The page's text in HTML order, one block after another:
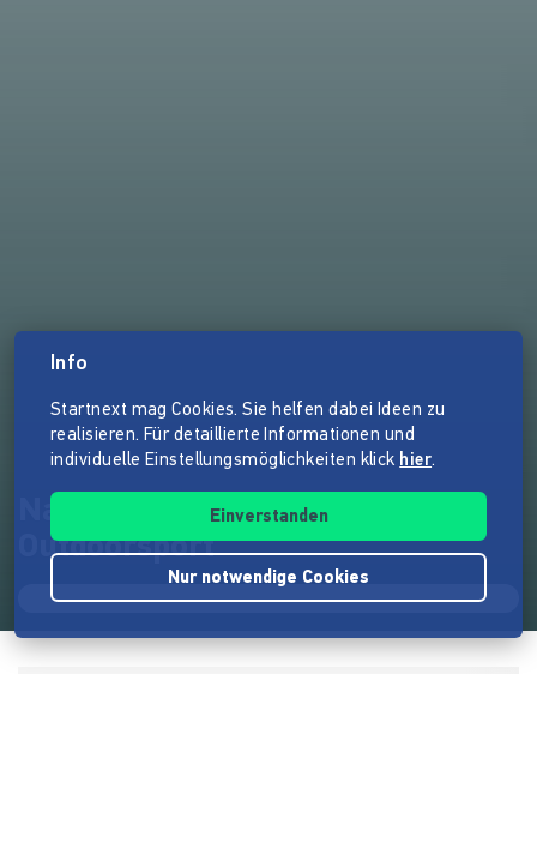
Nachhaltige Naturerlebnisse &
Outdoorsport
Info
Startnext mag Cookies. Sie helfen dabei Ideen zu
realisieren. Für detaillierte Informationen und
individuelle Einstellungsmöglichkeiten klick hier.
Einverstanden
Nur notwendige Cookies